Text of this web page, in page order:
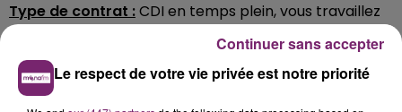
Type de contrat :CDI en temps plein, vous travaillez
du lundi au samedi matin !
Pour plus d'informations et postuler :
Rendez-vous
dès à présent sur le sitefr.indeed.com(lien cliquable
menant directement à l'annonce).
Le respect de votre vie privée est notre priorité
Continuer sans accepter